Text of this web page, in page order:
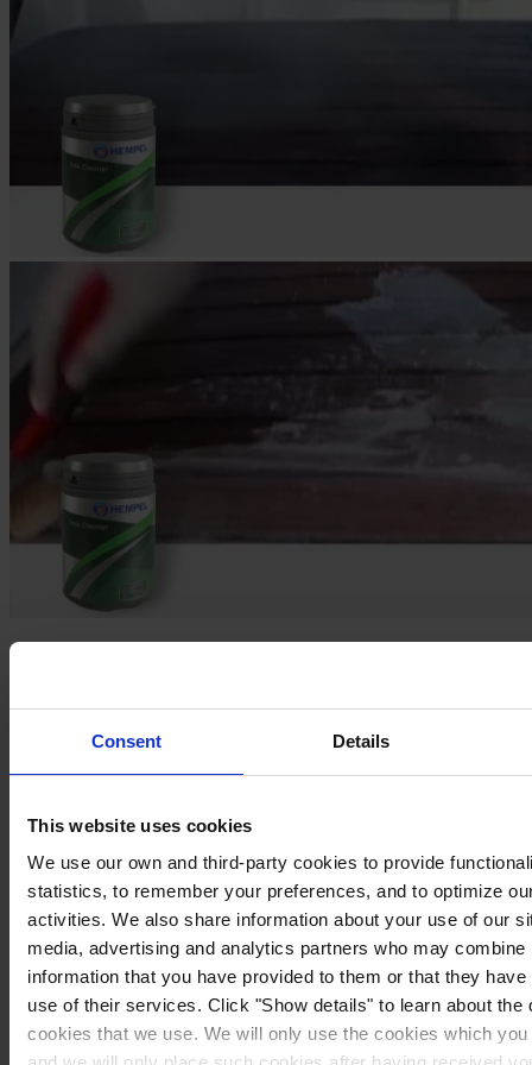
Consent Details
This website uses cookies
We use our own and third-party cookies to provide
statistics, to remember your preferences, and to optimize
activities. We also share information about your use of our
media, advertising and analytics partners who may combine
information that you have provided to them or that they
use of their services. Click "Show details" to learn about the
cookies that we use. We will only use the cookies which
Steg 2
Applicera ett skikt Hempel Teak Cleaner och låt verka i 10-20 minuter.
bort med rent vatten innan krämen hårdnar.